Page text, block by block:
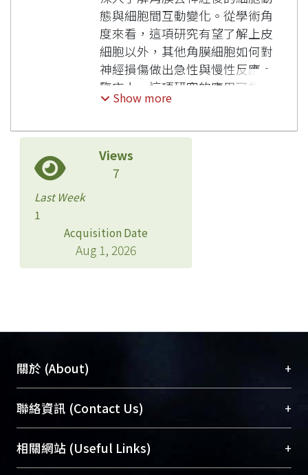
態與細胞間互動變化。從學術角
度來看，這項研究有望了解上皮
細胞以外，其他角膜細胞如何對
神經損傷做出急性與慢性反應。
臨床上，這項研究的應用可能會
發現創新的神經失養性角膜病變
治療策略。通過識別特定的分子
目標並了解其在疾病進程中的作
用，可以開發新的治療介入措
Show more
Views
7
Last Week
1
Acquisition Date
Aug 1, 2026
關於 (About) +
臺大位居世界頂尖大學之列，為永久珍藏及向國際
展現本校豐碩的研究成果及學術能量，圖書館整合
機構典藏（NTUR）與學術庫（AH）不同功能平
台，成為臺大學術典藏NTU scholars。期能整合研
聯絡資訊 (Contact Us) +
總館學科館員(Main Library)
醫學圖書館學科館員(Medical Library)
相關網站 (Useful Links) +